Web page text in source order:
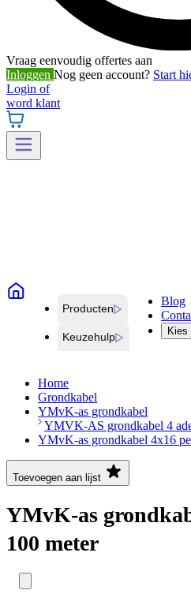
Vraag eenvoudig offertes aan
Inloggen Nog geen account? Start
Login of
word klant
Producten
Keuzehulp
Blog
Kies
Home
Grondkabel
YMvK-as grondkabel
YMVK-AS grondkabel 4
YMvK-as grondkabel 4x16
Toevoegen aan lijst
YMvK-as
100 meter